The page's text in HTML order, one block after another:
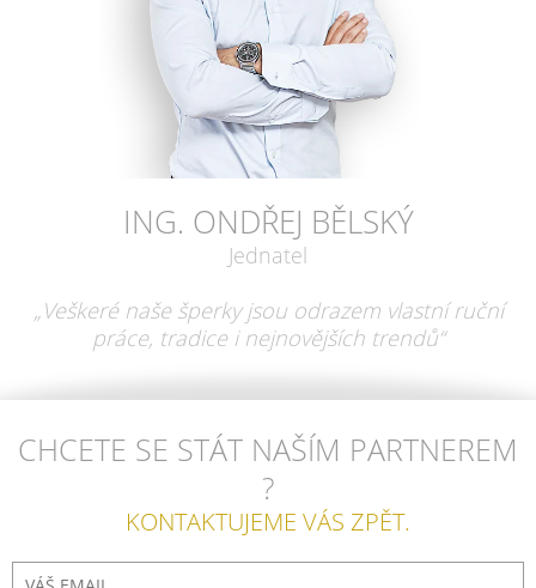
ING. ONDŘEJ BĚLSKÝ
Jednatel
„Veškeré naše šperky jsou odrazem vlastní ruční
práce, tradice i nejnovějších trendů“
CHCETE SE STÁT NAŠÍM PARTNEREM
?
KONTAKTUJEME VÁS ZPĚT.